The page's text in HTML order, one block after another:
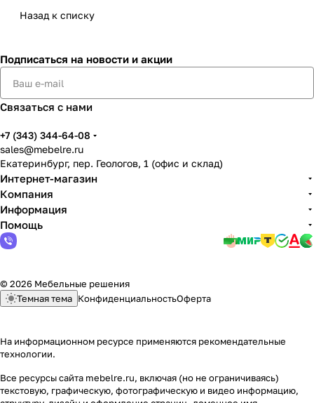
Назад к списку
Подписаться на новости и акции
Связаться с нами
+7 (343) 344-64-08
sales@mebelre.ru
Екатеринбург, пер. Геологов, 1 (офис и склад)
Интернет-магазин
Компания
Информация
Помощь
© 2026 Мебельные решения
Темная тема КонфиденциальностьОферта
На информационном ресурсе применяются рекомендательные
технологии.
Все ресурсы сайта mebelre.ru, включая (но не ограничиваясь)
текстовую, графическую, фотографическую и видео информацию,